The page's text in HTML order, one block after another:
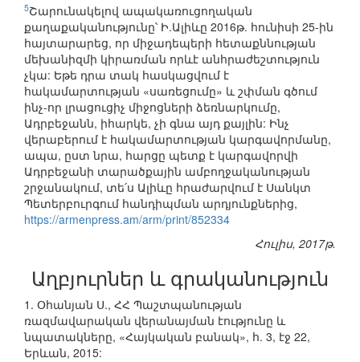
5Շարունակելով ապակառուցողական
քաղաքականությունը՝ Ի.Ալիևը 2016թ. հունիսի 25-ին
հայտարարեց, որ միջադեպերի հետաքննության
մեխանիզմի կիրառման որևէ անհրաժեշտություն
չկա: Եթե դրա տակ հասկացվում է
հակամարտության «սառեցումը» և շփման գծում
ինչ-որ լրացուցիչ միջոցների ձեռնարկումը,
Ադրբեջանն, իհարկե, չի գնա այդ քայլին: Ինչ
վերաբերում է հակամարտության կարգավորմանը,
ապա, ըստ նրա, հարցը պետք է կարգավորվի
Ադրբեջանի տարածքային ամբողջականության
շրջանակում, տե՛ս Ալիևը հրաժարվում է Սանկտ
Պետերբուրգում հանդիպման արդյունքներից,
https://armenpress.am/arm/print/852334
Հուլիս, 2017թ.
Աղբյուրներ և գրականություն
1. Օհանյան Ս., ՀՀ Պաշտպանության
ռազմավարական վերանայման էությունը և
նպատակները, «Հայկական բանակ», հ. 3, էջ 22,
Երևան, 2015: